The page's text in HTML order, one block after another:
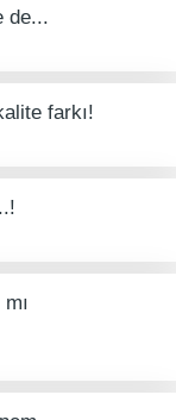
de...
farkı!